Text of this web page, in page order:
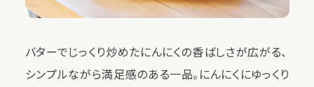
バターでじっくり炒めたにんにくの香ばしさが広がる、
シンプルながら満足感のある一品。にんにくにゆっくり